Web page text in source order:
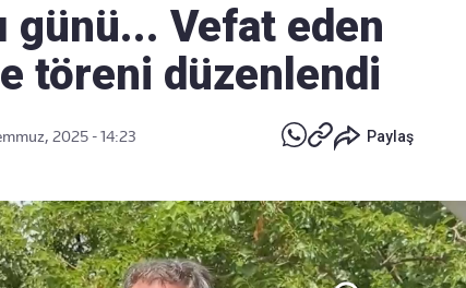
günü... Vefat eden
töreni düzenlendi
2025 - 14:23 Paylaş